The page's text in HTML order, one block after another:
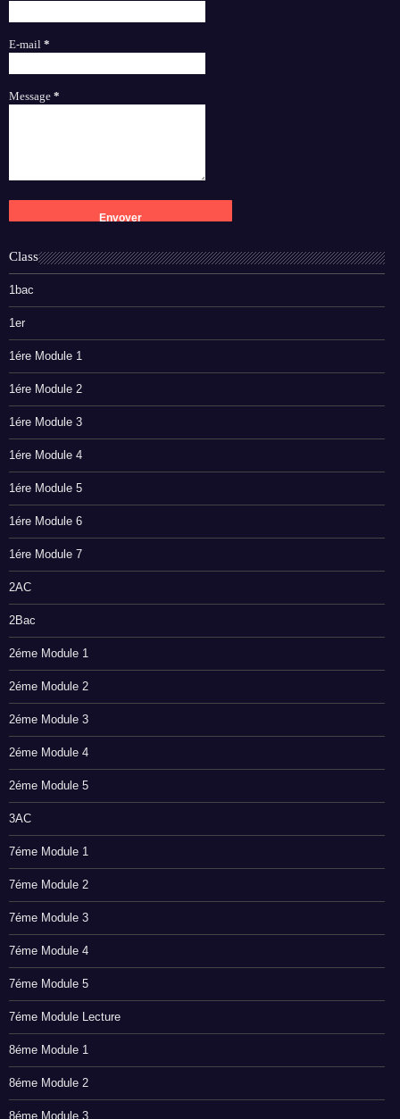
E-mail *
Message *
Class
1bac
1er
1ére Module 1
1ére Module 2
1ére Module 3
1ére Module 4
1ére Module 5
1ére Module 6
1ére Module 7
2AC
2Bac
2éme Module 1
2éme Module 2
2éme Module 3
2éme Module 4
2éme Module 5
3AC
7éme Module 1
7éme Module 2
7éme Module 3
7éme Module 4
7éme Module 5
7éme Module Lecture
8éme Module 1
8éme Module 2
8éme Module 3